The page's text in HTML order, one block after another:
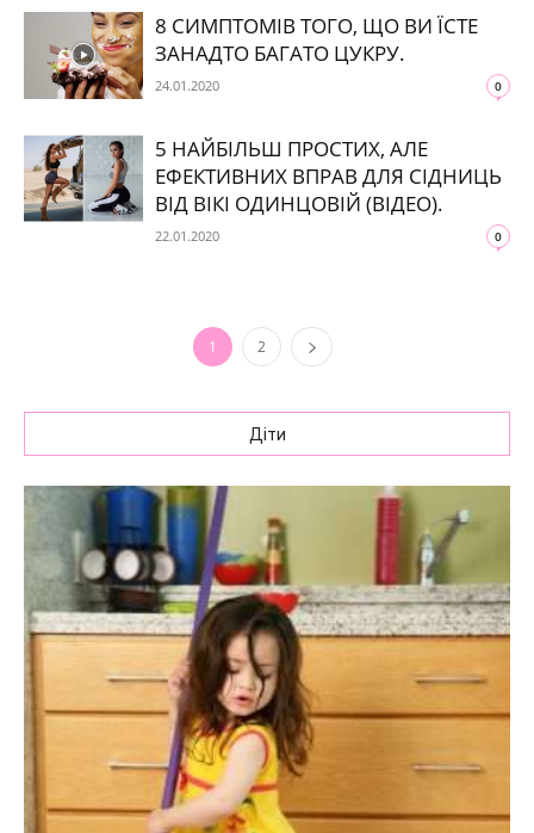
8 СИМПТОМІВ ТОГО, ЩО ВИ ЇСТЕ
ЗАНАДТО БАГАТО ЦУКРУ.
24.01.2020 0
5 НАЙБІЛЬШ ПРОСТИХ, АЛЕ
ЕФЕКТИВНИХ ВПРАВ ДЛЯ СІДНИЦЬ
ВІД ВІКІ ОДИНЦОВІЙ (ВІДЕО).
22.01.2020 0
1 2
Діти